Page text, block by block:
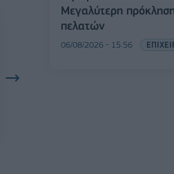
Μεγαλύτερη
πελατών
06/08/2026 - 15:56